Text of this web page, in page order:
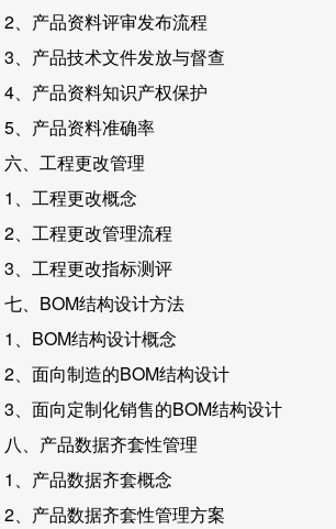
2、产品资料评审发布流程
3、产品技术文件发放与督查
4、产品资料知识产权保护
5、产品资料准确率
六、工程更改管理
1、工程更改概念
2、工程更改管理流程
3、工程更改指标测评
七、BOM结构设计方法
1、BOM结构设计概念
2、面向制造的BOM结构设计
3、面向定制化销售的BOM结构设计
八、产品数据齐套性管理
1、产品数据齐套概念
2、产品数据齐套性管理方案